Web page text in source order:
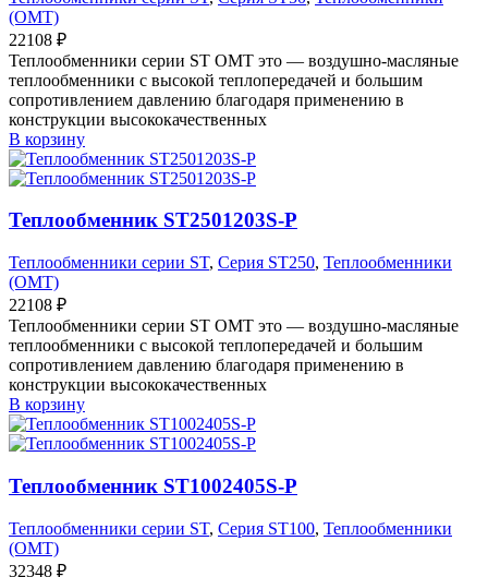
(OMT)
22108 ₽
Теплообменники серии ST OMT это — воздушно-масляные
теплообменники с высокой теплопередачей и большим
сопротивлением давлению благодаря применению в
конструкции высококачественных
В корзину
Теплообменник ST2501203S-P
Теплообменники серии ST, Серия ST250, Теплообменники
(OMT)
22108 ₽
Теплообменники серии ST OMT это — воздушно-масляные
теплообменники с высокой теплопередачей и большим
сопротивлением давлению благодаря применению в
конструкции высококачественных
В корзину
Теплообменник ST1002405S-P
Теплообменники серии ST, Серия ST100, Теплообменники
(OMT)
32348 ₽